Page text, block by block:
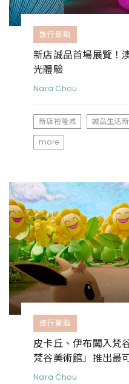
旅行景點
新店誠品首場展覽！
光體驗
Nara Chou
新店裕隆城 誠品生活
more
旅行景點
皮卡丘、伊布闖入梵
梵谷美術館」推出最
Nara Chou